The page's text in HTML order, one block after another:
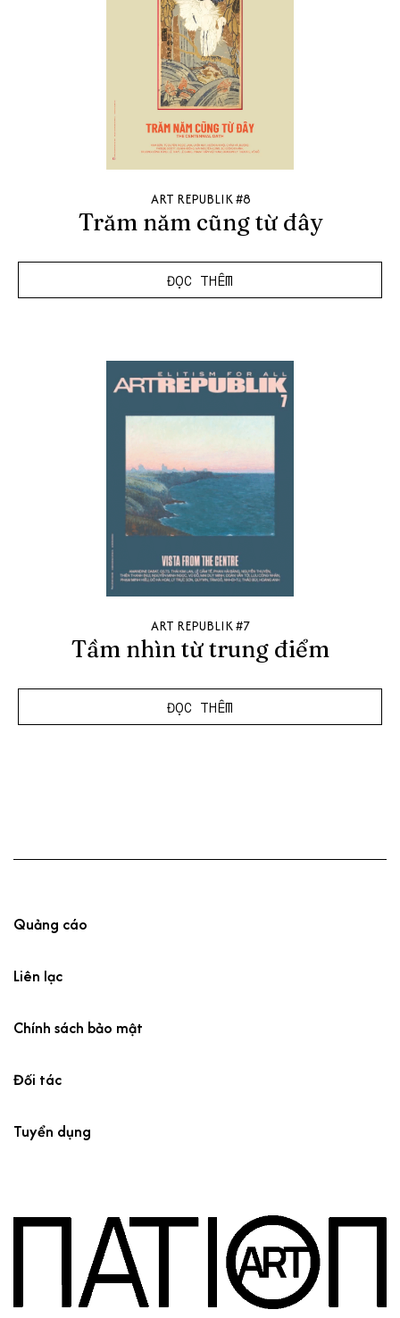
ART REPUBLIK #8
Trăm năm cũng từ đây
ĐỌC THÊM
ART REPUBLIK #7
Tầm nhìn từ trung điểm
ĐỌC THÊM
Quảng cáo
Liên lạc
Chính sách bảo mật
Đối tác
Tuyển dụng